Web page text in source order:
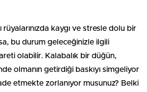
rüyalarınızda kaygı ve stresle dolu bir
bu durum geleceğinizle ilgili
olabilir. Kalabalık bir düğün,
olmanın getirdiği baskıyı simgeliyor
etmekte zorlanıyor musunuz? Belki